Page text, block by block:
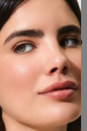
00245